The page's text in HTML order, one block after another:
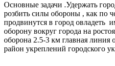
Основные задачи .Удержать
розбить силы обороны , как по
продвинутся в город овладеть
оборону вокруг города на
оборона 2.5-3 км главная
район укреплений